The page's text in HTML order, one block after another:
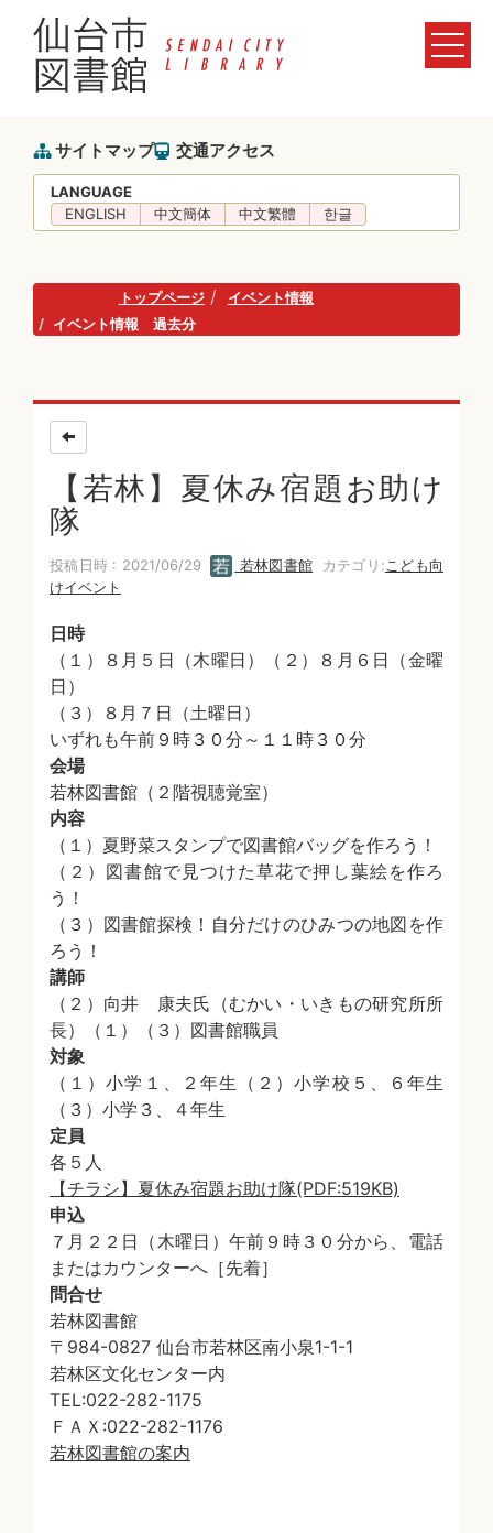
サイトマップ 交通アクセス
LANGUAGE
ENGLISH
中文簡体 中文繁體 한글
トップページ
イベント情報
イベント情報 過去分
【若林】夏休み宿題お助け
隊
投稿日時 : 2021/06/29 若林図書館 カテゴリ: こども向
けイベント
日時
（１）８月５日（木曜日）（２）８月６日（金曜
日）
（３）８月７日（土曜日）
いずれも午前９時３０分～１１時３０分
会場
若林図書館（２階視聴覚室）
内容
（１）夏野菜スタンプで図書館バッグを作ろう！
（２）図書館で見つけた草花で押し葉絵を作ろ
う！
（３）図書館探検！自分だけのひみつの地図を作
ろう！
講師
（２）向井 康夫氏（むかい・いきもの研究所所
長）（１）（３）図書館職員
対象
（１）小学１、２年生（２）小学校５、６年生
（３）小学３、４年生
定員
各５人
【チラシ】夏休み宿題お助け隊(PDF:519KB)
申込
７月２２日（木曜日）午前９時３０分から、電話
またはカウンターへ［先着］
問合せ
若林図書館
〒984-0827 仙台市若林区南小泉1-1-1
若林区文化センター内
TEL:022-282-1175
ＦＡＸ:022-282-1176
若林図書館の案内